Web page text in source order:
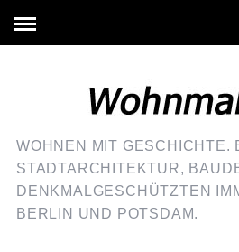
WOHNEN MIT GESCHICHTE.
STADTARCHITEKTUR,
DENKMALGESCHÜTZTEN
BERLIN UND POTSDAM.